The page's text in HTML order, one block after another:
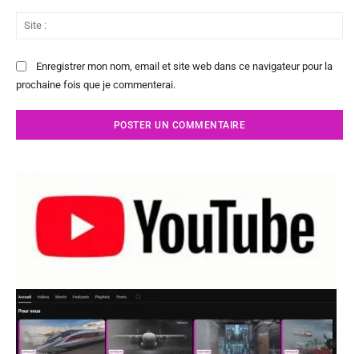
Enregistrer mon nom, email et site web dans ce navigateur pour la
prochaine fois que je commenterai.